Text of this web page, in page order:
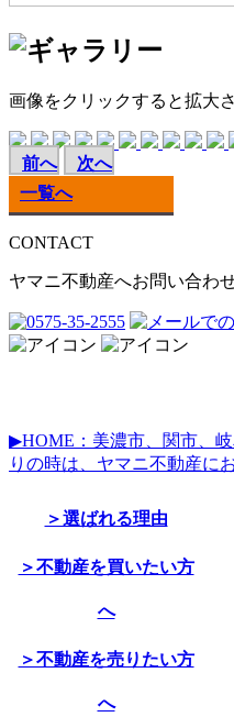
画像をクリックすると拡大
前へ
次へ
一覧へ
CONTACT
ヤマニ不動産へお問い合わ
▶HOME：美濃市、関市、
りの時は、ヤマニ不動産に
＞選ばれる理由
＞不動産を買いたい方
へ
＞不動産を売りたい方
へ